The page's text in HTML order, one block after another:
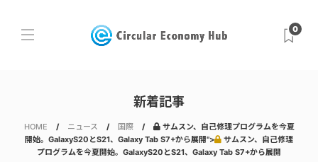
0
新着記事
HOME ニュース 国際
サムスン、自己修理プログラムを今夏
開始。GalaxyS20とS21、Galaxy Tab S7+から展開">
サムスン、自己修理
プログラムを今夏開始。GalaxyS20とS21、Galaxy Tab S7+から展開